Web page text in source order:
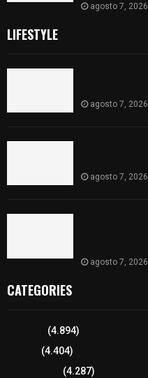
agosto 7, 2026
LIFESTYLE
agosto 7, 2026
agosto 7, 2026
agosto 7, 2026
CATEGORIES
(4.894)
(4.404)
(4.287)